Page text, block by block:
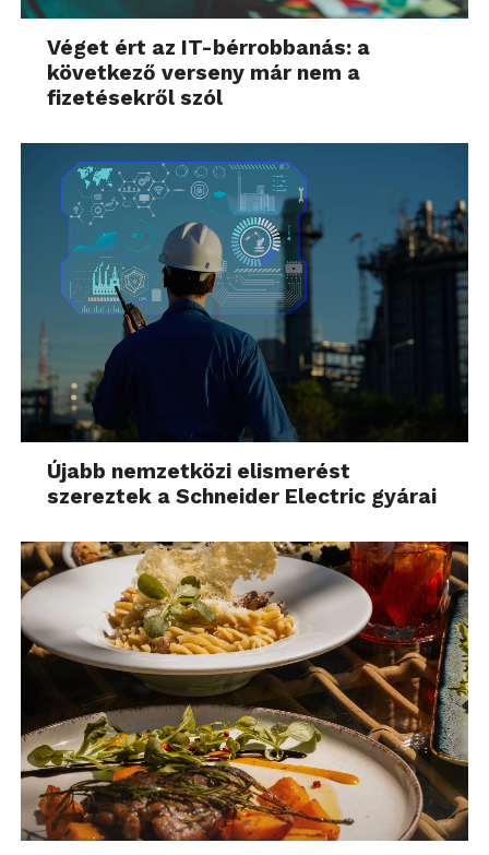
Nemcsak itt találkozhatunk számunkra fontos
információkkal, az alulról felhúzható áttekintő
menüpontban például megnézhetjük a
szívritmusunkat, képet kaphatunk arról, hogy éppen
hol vagyunk, de akár a napi fizikai aktivitásunk láttán
is szörnyülködhetünk, vagy épp elismerően
csettinthetünk
Véget ért az IT-bérrobbanás: a
következő verseny már nem a
fizetésekről szól
Újabb nemzetközi elismerést
szereztek a Schneider Electric gyárai